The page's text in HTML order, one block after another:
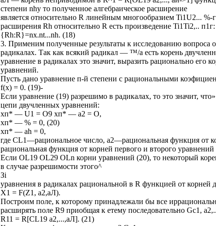
степени nhy то полученное алгебраическое расширение
является относительно R линейным многообразием Ti1U2...
расширения Rh относительно R есть произведение Ti1Ti2,.. п1г:
{Rh:R}=nx.nt...nh. (18)
3. Применим полученные результаты к исследованию вопроса
радикалах. Так как всякий радикал — ™/а есть корень
уравнение в радикалах это значит, выразить рационально его
уравнений.
Пусть дано уравнение п-й степени с рациональными
f(x) = 0. (19)-
Если уравнение (19) разрешимо в радикалах, то это значит,
цепи двучленных уравнений:
хп* — U1 = O9 хп* — а2 = О,
хп* — % = 0, (20)
хп* — ah = 0,
где CL1—рациональное число, а2—рациональная функция от
рациональная функция от корней первого и второго уравнений
Если OL19 OL29 OLn корни уравнений (20), то некоторый
в случае разрешимости этого^
Зі
уравнения в радикалах рациональной в R функцией от корней
X1 = F(Z1, а2,аЛ).
Построим поле, к которому принадлежали бы все
расширять поле R9 приобщая к етему последовательно Gc1,
R11 = R[CL19 а2,...,аЛ]. (21)